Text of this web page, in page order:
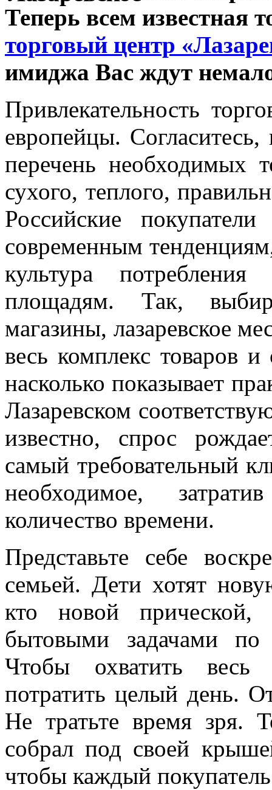
Теперь всем известная
торговый центр
имиджа Вас ждут
Привлекательность
европейцы. Согласитесь,
перечень необходимых
сухого, теплого,
Российские
современным
культура
площадям. Так,
магазины, лазаревское
весь комплекс товаров
насколько показывает
Лазаревском
известно, спрос
самый требовательный
необходимое,
количество времени.
Представьте себе
семьей. Дети хотят
кто новой
бытовыми задачами
Чтобы охватить весь
потратить целый день.
Не тратьте время зря.
собрал под своей
чтобы каждый